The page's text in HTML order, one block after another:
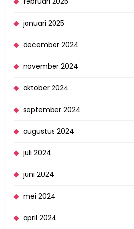
januari 2025
december 2024
november 2024
oktober 2024
september 2024
augustus 2024
juli 2024
juni 2024
mei 2024
april 2024